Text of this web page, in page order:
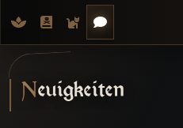
Neuigkeiten